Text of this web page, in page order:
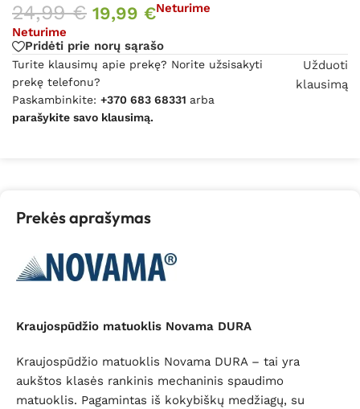
24,99€ 19,99 €Neturime
Neturime
Pridėti prie norų sąrašo
Turite klausimų apie prekę? Norite užsisakyti
prekę telefonu?
Paskambinkite: +370 683 68331 arba
parašykite savo klausimą.
Užduoti
klausimą
Prekės aprašymas
Kraujospūdžio matuoklis Novama DURA
Kraujospūdžio matuoklis Novama DURA – tai yra
aukštos klasės rankinis mechaninis spaudimo
matuoklis. Pagamintas iš kokybiškų medžiagų, su